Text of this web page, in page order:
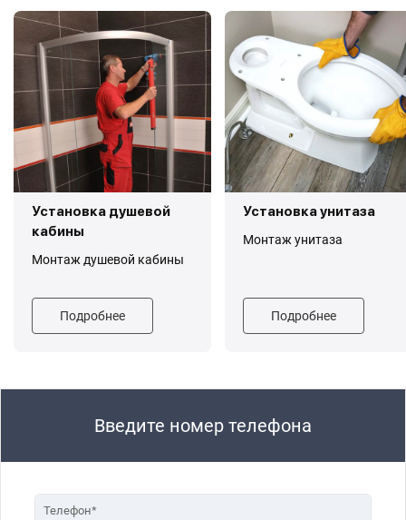
Установка душевой
кабины
Монтаж душевой кабины
Подробнее
Установка унитаза
Монтаж унитаза
Подробнее
Введите номер телефона
Телефон*